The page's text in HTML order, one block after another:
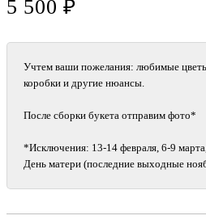
5 500 ₽
Учтем ваши пожелания: любимые
коробки и другие нюансы.
После сборки букета отправим фото*
*Исключения: 13‑14 февраля, 6‑9
День матери (последние выходные